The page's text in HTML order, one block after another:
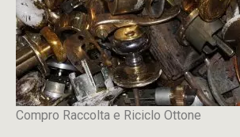
Compro Raccolta e Riciclo Ottone